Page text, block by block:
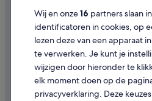
Vakantieparken in Provincie Málaga
Hotelresorts in Provincie Málaga
Historische in Historisch Centrum van
Hotels met uitzicht op zee in
Hotels met gratis ontbijt in Málaga
Gebruiksvoorwaarden
Juridische informatie/Contact
Inhoudsrichtlijnen en inhoud
Hulp
Wij en onze16 partners slaan
identificatoren in cookies, op
lezen deze van een apparaat
te verwerken. Je kunt je
wijzigen door hieronder te
elk moment doen op de
privacyverklaring. Deze